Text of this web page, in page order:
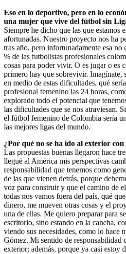
Eso en lo deportivo, pero en lo
una mujer que vive del fútbol sin
Siempre he dicho que las que estamos
afortunadas. Nuestro proyecto nos ha
tras año, pero infortunadamente esa no
% de las futbolistas profesionales
cosas para poder vivir. O es jugar o es
primero hay que sobrevivir. Imagínate,
en medio de estas dificultades, qué
profesional femenino las 24 horas,
explorado todo el potencial que
las dificultades que se nos atraviesan.
el fútbol femenino de Colombia sería
las mejores ligas del mundo.
¿Por qué no se ha ido al exterior
Las propuestas buenas llegaron hace
llegué al América mis perspectivas
responsabilidad que tenemos como
de las que vienen detrás, porque
voz para construir y que el camino de
todas nos vamos fuera del país, qué
dinero, me mueven otras cosas y el
una de ellas. Me quiero preparar para
escritorio, sino estando en la cancha,
viendo sus necesidades, como lo hace
Gómez. Mi sentido de responsabilidad
exterior; además, porque ya casi estoy